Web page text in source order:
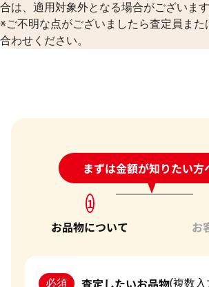
合は、適用対象外となる場合がございます
※ご不明な点がございましたら査定員また
合わせください。
まずは金額が知りたい方
24時間受付中!問い合わせフ
1
お品物について
お
必須 査定したいお品物(複数入